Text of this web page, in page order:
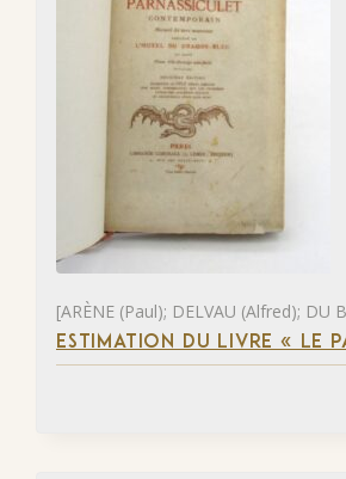
[ARÈNE (Paul); DELVAU (Alfred); DU
ESTIMATION DU LIVRE « LE